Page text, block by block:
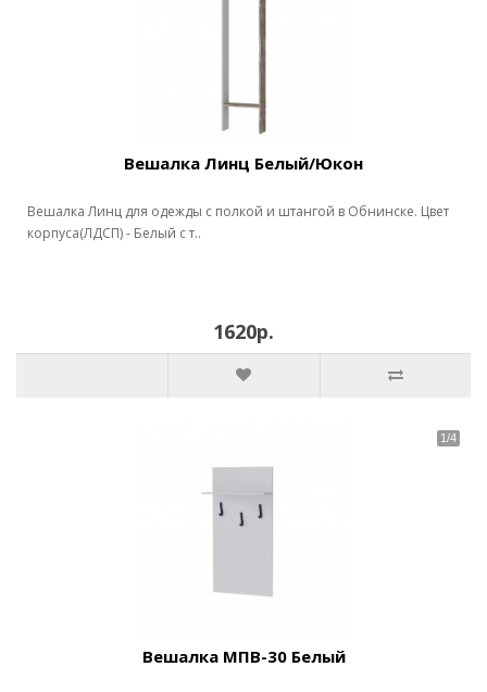
Вешалка Линц Белый/Юкон
Вешалка Линц для одежды с полкой и штангой в Обнинске. Цвет
корпуса(ЛДСП) - Белый с т..
1620р.
Вешалка МПВ-30 Белый